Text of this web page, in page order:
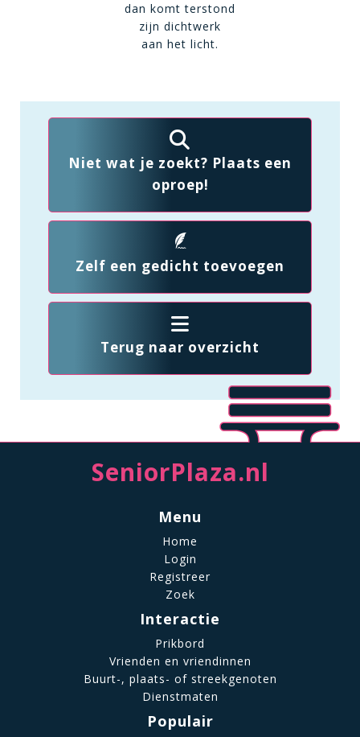
dan komt terstond
zijn dichtwerk
aan het licht.
Niet wat je zoekt? Plaats een
oproep!
Zelf een gedicht toevoegen
Terug naar overzicht
SeniorPlaza.nl
Menu
Home
Login
Registreer
Zoek
Interactie
Prikbord
Vrienden en vriendinnen
Buurt-, plaats- of streekgenoten
Dienstmaten
Populair